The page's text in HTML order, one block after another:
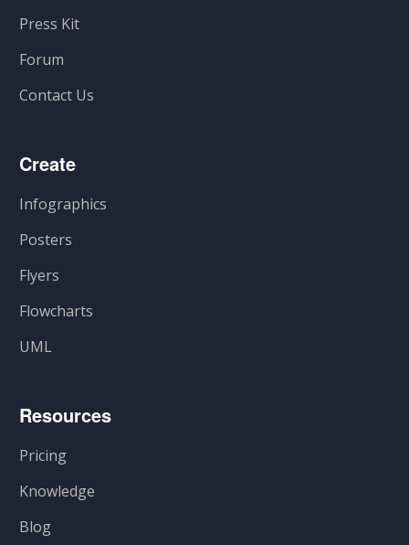
Press Kit
Forum
Contact Us
Create
Infographics
Posters
Flyers
Flowcharts
UML
Resources
Pricing
Knowledge
Blog